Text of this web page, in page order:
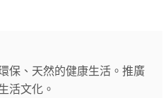
保、天然的健康生活。推廣
活文化。